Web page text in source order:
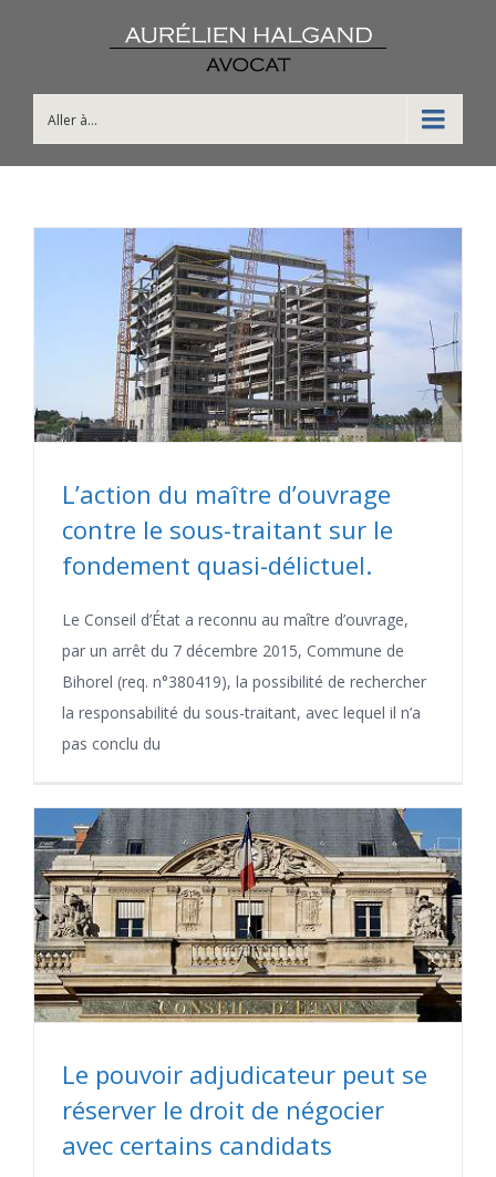
Aller à...
L’action du maître d’ouvrage
contre le sous-traitant sur le
fondement quasi-délictuel.
Le Conseil d’État a reconnu au maître d’ouvrage,
par un arrêt du 7 décembre 2015, Commune de
Bihorel (req. n°380419), la possibilité de rechercher
la responsabilité du sous-traitant, avec lequel il n’a
pas conclu du
Le pouvoir adjudicateur peut se
réserver le droit de négocier
avec certains candidats